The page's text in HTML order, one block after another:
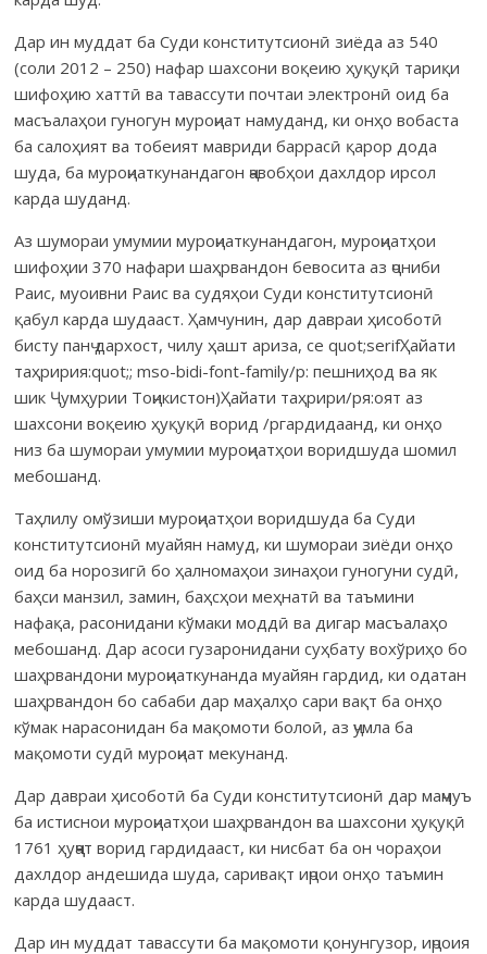
Дар ин муддат ба Суди конститутсионӣ зиёда аз 540
(соли 2012 – 250) нафар шахсони воқеию ҳуқуқӣ тариқи
шифоҳию хаттӣ ва тавассути почтаи электронӣ оид ба
масъалаҳои гуногун муроҷиат намуданд, ки онҳо вобаста
ба салоҳият ва тобеият мавриди баррасӣ қарор дода
шуда, ба муроҷиаткунандагон ҷавобҳои дахлдор ирсол
карда шуданд.
Аз шумораи умумии муроҷиаткунандагон, муроҷиатҳои
шифоҳии 370 нафари шаҳрвандон бевосита аз ҷониби
Раис, муоивни Раис ва судяҳои Суди конститутсионӣ
қабул карда шудааст. Ҳамчунин, дар давраи ҳисоботӣ
бисту панҷ дархост, чилу ҳашт ариза, се quot;serifҲайати
таҳририя:quot;; mso-bidi-font-family/p: пешниҳод ва як
шик Ҷумҳурии Тоҷикистон)Ҳайати таҳрири/pя:оят аз
шахсони воқеию ҳуқуқӣ ворид /pгардидаанд, ки онҳо
низ ба шумораи умумии муроҷиатҳои воридшуда шомил
мебошанд.
Таҳлилу омўзиши муроҷиатҳои воридшуда ба Суди
конститутсио­нӣ муайян намуд, ки шумораи зиёди онҳо
оид ба норозигӣ бо ҳалномаҳои зинаҳои гуногуни судӣ,
баҳси манзил, замин, баҳсҳои меҳнатӣ ва таъмини
нафақа, расонидани кўмаки моддӣ ва дигар масъалаҳо
мебошанд. Дар асоси гузаронидани суҳбату вохўриҳо бо
шаҳрвандони муроҷиаткунанда муайян гардид, ки одатан
шаҳрван­дон бо сабаби дар маҳалҳо сари вақт ба онҳо
кўмак нарасонидан ба мақомоти болоӣ, аз ҷумла ба
мақомоти судӣ муроҷиат мекунанд.
Дар давраи ҳисоботӣ ба Суди конститутсионӣ дар маҷмуъ
ба истиснои муроҷиатҳои шаҳрвандон ва шахсони ҳуқуқӣ
1761 ҳуҷҷат ворид гардидааст, ки нисбат ба он чораҳои
дахлдор андешида шуда, саривақт иҷрои онҳо таъмин
карда шудааст.
Дар ин муддат тавассути ба мақомоти қонунгузор, иҷроия